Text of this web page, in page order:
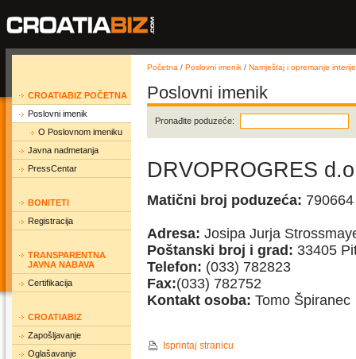
CROATIABIZ POČETNA
Poslovni imenik
O Poslovnom imeniku
Javna nadmetanja
PressCentar
BONITETI
Registracija
TRANSPARENTNA
JAVNA NABAVA
Certifikacija
CROATIABIZ
Zapošljavanje
Oglašavanje
Početna / Poslovni imenik / Namještaj i opremanje
Poslovni imenik
Pronađite poduzeće:
DRVOPROGRES
Matični broj poduzeća: 790664
Adresa: Josipa Jurja
Poštanski broj i grad: 33405
Telefon: (033) 782823
Fax:(033) 782752
Kontakt osoba: Tomo Špiranec
Isprintaj stranicu